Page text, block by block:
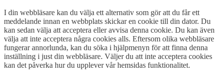
I din webbläsare kan du välja ett alternativ som gör att du får ett
meddelande innan en webbplats skickar en cookie till din dator. Du
kan sedan välja att acceptera eller avvisa denna cookie. Du kan även
välja att inte acceptera några cookies alls. Eftersom olika webbläsare
fungerar annorlunda, kan du söka i hjälpmenyn för att finna denna
inställning i just din webbläsare. Väljer du att inte acceptera cookies
kan det påverka hur du upplever vår hemsidas funktionalitet.